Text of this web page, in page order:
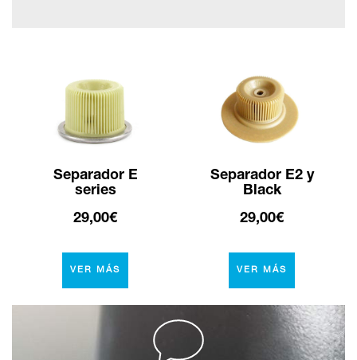
Separador E
series
29,00€
VER MÁS
Separador E2 y
Black
29,00€
VER MÁS